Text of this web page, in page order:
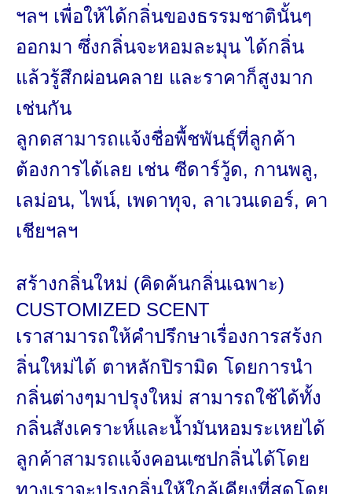
ฯลฯ เพื่อให้ได้กลิ่นของธรรมชาตินั้นๆ
ออกมา ซึ่งกลิ่นจะหอมละมุน ได้กลิ่น
แล้วรู้สึกผ่อนคลาย และราคาก็สูงมาก
เช่นกัน
ลูกดสามารถแจ้งชื่อพื้ชพันธุ์ที่ลูกค้า
ต้องการได้เลย เช่น ซีดาร์วู้ด, กานพลู,
เลม่อน, ไพน์, เพดาทุจ, ลาเวนเดอร์, คา
เชียฯลฯ
สร้างกลิ่นใหม่ (คิดค้นกลิ่นเฉพาะ)
CUSTOMIZED SCENT
เราสามารถให้คำปรึกษาเรื่องการสร้งก
ลิ่นใหม่ได้ ตาหลักปิรามิด โดยการนำ
กลิ่นต่างๆมาปรุงใหม่ สามารถใช้ได้ทั้ง
กลิ่นสังเคราะห์และน้ำมันหอมระเหยได้
ลูกค้าสามรถแจ้งคอนเซปกลิ่นได้โดย
ทางเราจะปรุงกลิ่นให้ใกล้เคียงที่สุดโดย